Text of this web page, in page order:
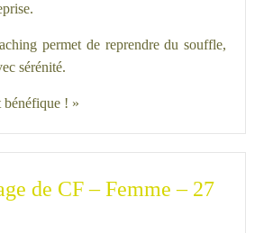
permet de reprendre du souffle,
sérénité.
bénéfique ! »
de CF – Femme – 27